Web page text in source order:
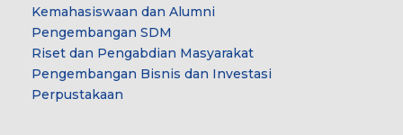
Kemahasiswaan dan Alumni
Pengembangan SDM
Riset dan Pengabdian Masyarakat
Pengembangan Bisnis dan Investasi
Perpustakaan